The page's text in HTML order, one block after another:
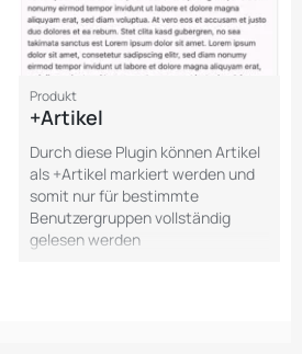
Produkt
+Artikel
Durch diese Plugin können Artikel
als +Artikel markiert werden und
somit nur für bestimmte
Benutzergruppen vollständig
gelesen werden